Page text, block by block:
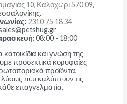
10, Καλοχώρι 570 09,
2310 75 18 34
08:00 - 18:00
και γνώση της
προσεκτικά κορυφαίες
προϊόντα,
που καλύπτουν τις
επαγγελματία.